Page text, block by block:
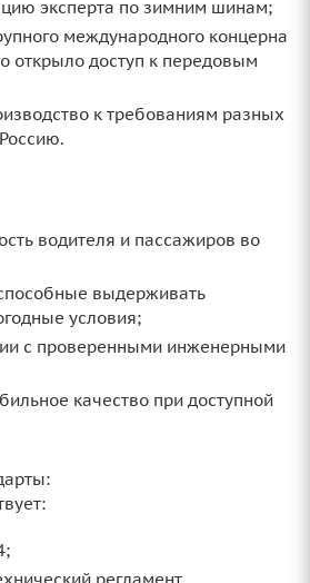
эксперта по зимним шинам;
международного концерна
открыло доступ к передовым
к требованиям разных
водителя и пассажиров во
выдерживать
условия;
с проверенными инженерными
качество при доступной